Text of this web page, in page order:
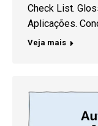
Check List.
Aplicações.
Veja mais